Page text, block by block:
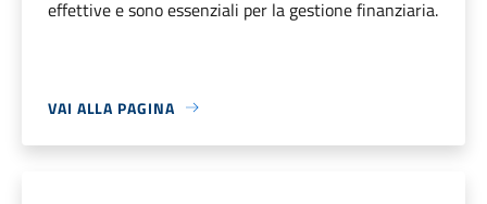
effettive e sono essenziali per la gestione finanziaria.
VAI ALLA PAGINA